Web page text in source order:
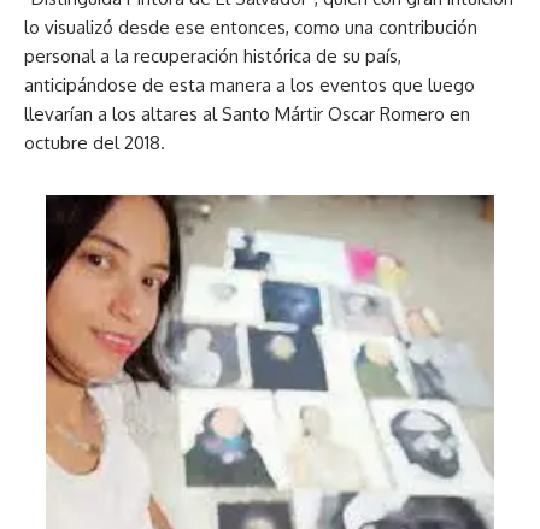
lo visualizó desde ese entonces, como una contribución
personal a la recuperación histórica de su país,
anticipándose de esta manera a los eventos que luego
llevarían a los altares al Santo Mártir Oscar Romero en
octubre del 2018.